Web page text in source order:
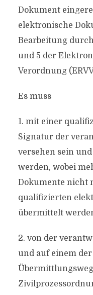
Dokument
elektronische
Bearbeitung
und 5 der
Verordnung
Es muss
1. mit einer
Signatur der
versehen sein
werden, wobei
Dokumente nicht
qualifizierten
übermittelt
2. von der
und auf einem